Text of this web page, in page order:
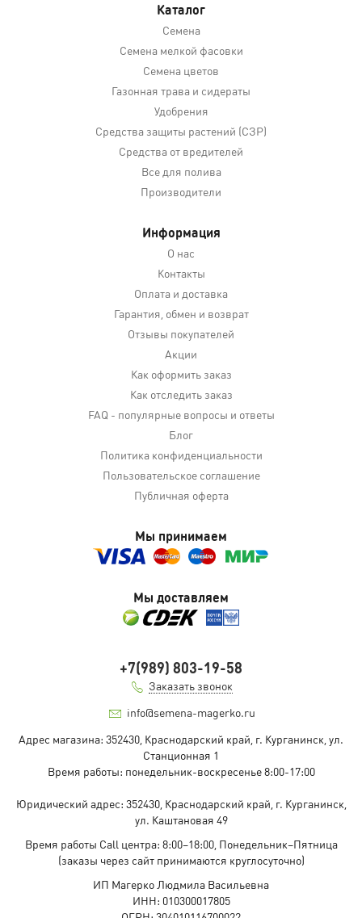
Каталог
Семена
Семена мелкой фасовки
Семена цветов
Газонная трава и сидераты
Удобрения
Средства защиты растений (СЗР)
Средства от вредителей
Все для полива
Производители
Информация
О нас
Контакты
Оплата и доставка
Гарантия, обмен и возврат
Отзывы покупателей
Акции
Как оформить заказ
Как отследить заказ
FAQ - популярные вопросы и ответы
Блог
Политика конфиденциальности
Пользовательское соглашение
Публичная оферта
Мы принимаем
Мы доставляем
+7(989) 803-19-58
Заказать звонок
info@semena-magerko.ru
Адрес магазина: 352430, Краснодарский край, г. Курганинск, ул.
Станционная 1
Время работы: понедельник-воскресенье 8:00-17:00
Юридический адрес: 352430, Краснодарский край, г. Курганинск,
ул. Каштановая 49
Время работы Call центра: 8:00–18:00, Понедельник–Пятница
(заказы через сайт принимаются круглосуточно)
ИП Магерко Людмила Васильевна
ИНН: 010300017805